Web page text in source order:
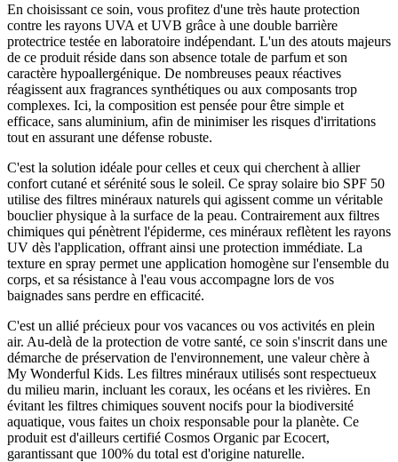
En choisissant ce soin, vous profitez d'une très haute protection
contre les rayons UVA et UVB grâce à une double barrière
protectrice testée en laboratoire indépendant. L'un des atouts majeurs
de ce produit réside dans son absence totale de parfum et son
caractère hypoallergénique. De nombreuses peaux réactives
réagissent aux fragrances synthétiques ou aux composants trop
complexes. Ici, la composition est pensée pour être simple et
efficace, sans aluminium, afin de minimiser les risques d'irritations
tout en assurant une défense robuste.
C'est la solution idéale pour celles et ceux qui cherchent à allier
confort cutané et sérénité sous le soleil. Ce spray solaire bio SPF 50
utilise des filtres minéraux naturels qui agissent comme un véritable
bouclier physique à la surface de la peau. Contrairement aux filtres
chimiques qui pénètrent l'épiderme, ces minéraux reflètent les rayons
UV dès l'application, offrant ainsi une protection immédiate. La
texture en spray permet une application homogène sur l'ensemble du
corps, et sa résistance à l'eau vous accompagne lors de vos
baignades sans perdre en efficacité.
C'est un allié précieux pour vos vacances ou vos activités en plein
air. Au-delà de la protection de votre santé, ce soin s'inscrit dans une
démarche de préservation de l'environnement, une valeur chère à
My Wonderful Kids. Les filtres minéraux utilisés sont respectueux
du milieu marin, incluant les coraux, les océans et les rivières. En
évitant les filtres chimiques souvent nocifs pour la biodiversité
aquatique, vous faites un choix responsable pour la planète. Ce
produit est d'ailleurs certifié Cosmos Organic par Ecocert,
garantissant que 100% du total est d'origine naturelle.